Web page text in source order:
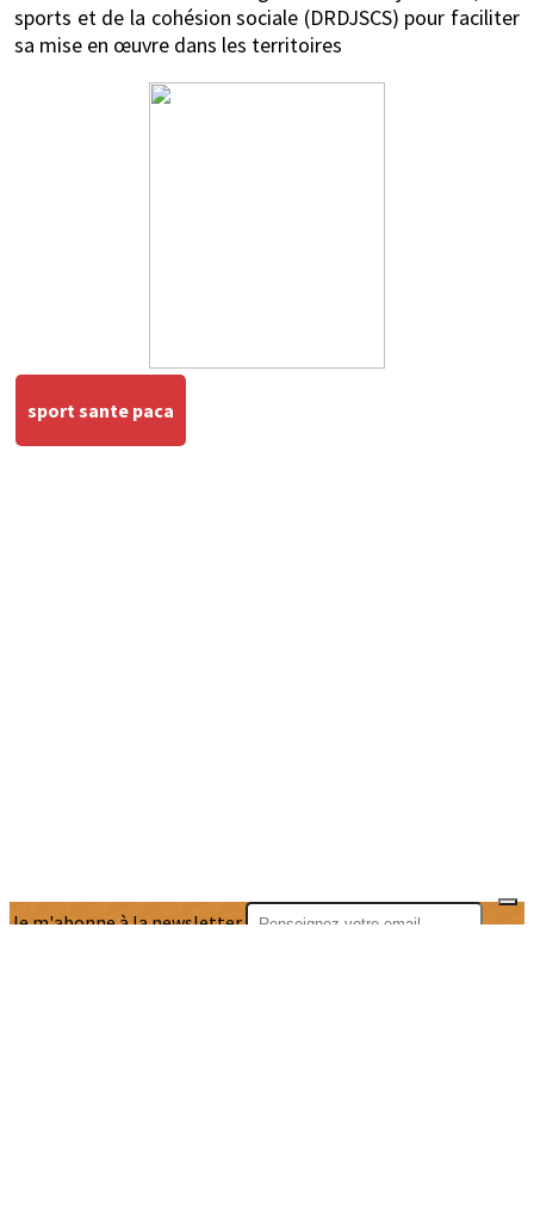
sports et de la cohésion sociale (DRDJSCS) pour faciliter
sa mise en œuvre dans les territoires
sport sante paca
Je m'abonne à la newsletter